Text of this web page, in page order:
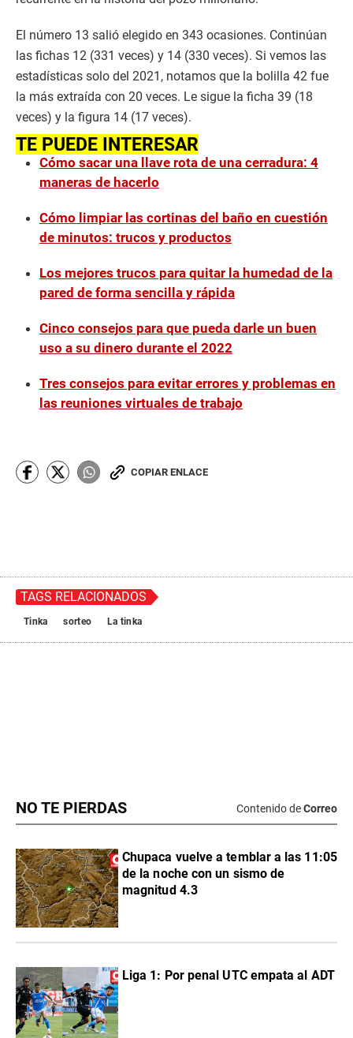
NO TE PIERDAS Contenido deCorreo
Chupaca vuelve a temblar a las 11:05
de la noche con un sismo de
magnitud 4.3
Liga 1: Por penal UTC empata al ADT